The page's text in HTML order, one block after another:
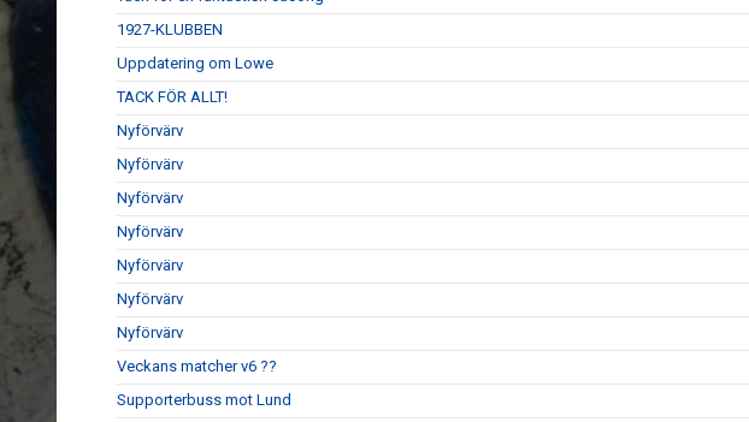
1927-KLUBBEN
Uppdatering om Lowe
TACK FÖR ALLT!
Nyförvärv
Nyförvärv
Nyförvärv
Nyförvärv
Nyförvärv
Nyförvärv
Nyförvärv
Veckans matcher v6 ??
Supporterbuss mot Lund